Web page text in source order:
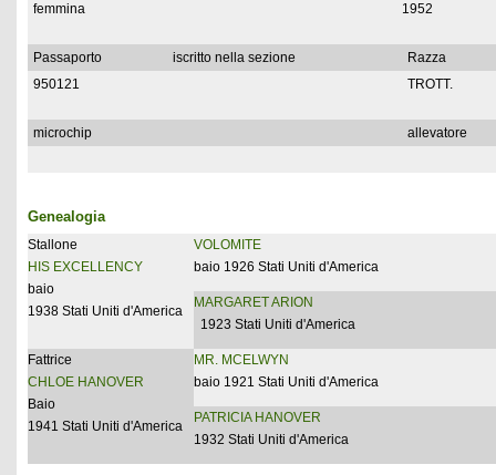
femmina
1952
Passaporto iscritto nella sezione
Razza
950121
TROTT.
microchip allevatore
Genealogia
Stallone
HIS EXCELLENCY
baio
1938 Stati Uniti d'America
VOLOMITE
baio 1926 Stati Uniti d'America
MARGARET ARION
1923 Stati Uniti d'America
Fattrice
CHLOE HANOVER
Baio
1941 Stati Uniti d'America
MR. MCELWYN
baio 1921 Stati Uniti d'America
PATRICIA HANOVER
1932 Stati Uniti d'America